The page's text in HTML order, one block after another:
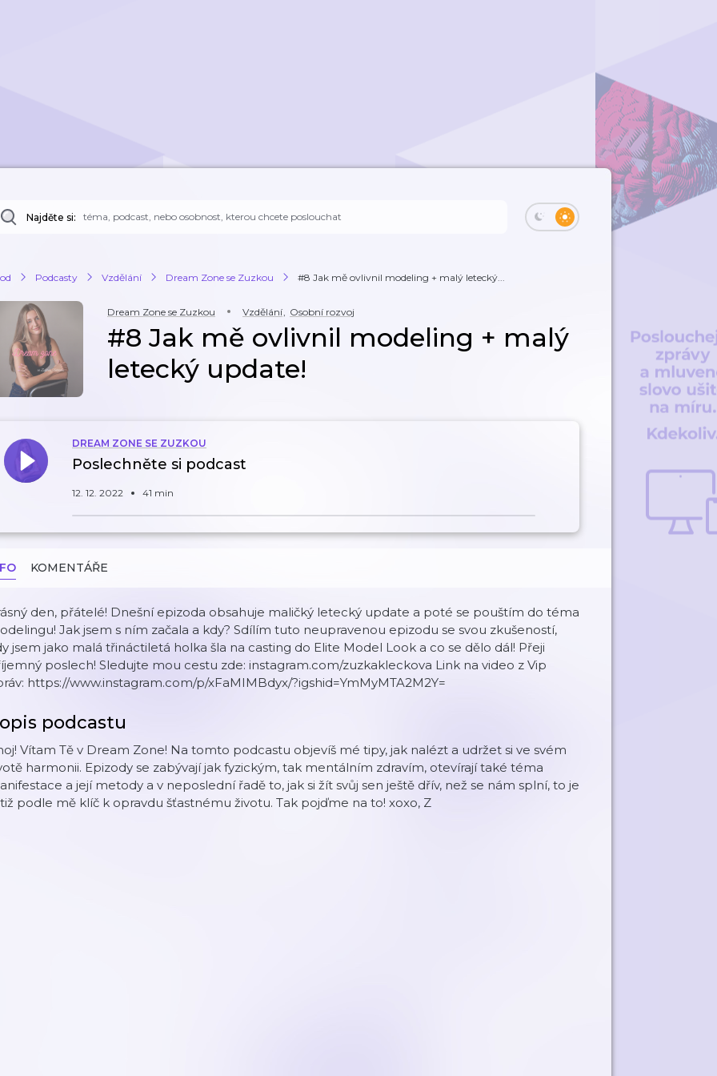
Najděte si:
Podcasty Vzdělání Dream Zone se Zuzkou #8 Jak mě ovlivnil modeling + malý letecký...
Dream Zone se Zuzkou Vzdělání, Osobní rozvoj
#8 Jak mě ovlivnil modeling + malý
letecký update!
DREAM ZONE SE ZUZKOU
Poslechněte si podcast
12. 12. 2022 41 min
KOMENTÁŘE
den, přátelé! Dnešní epizoda obsahuje maličký letecký update a poté se pouštím do téma
Jak jsem s ním začala a kdy? Sdílím tuto neupravenou epizodu se svou zkušeností,
jsem jako malá třináctiletá holka šla na casting do Elite Model Look a co se dělo dál! Přeji
poslech! Sledujte mou cestu zde: instagram.com/zuzkakleckova Link na video z Vip
https://www.instagram.com/p/xFaMIMBdyx/?igshid=YmMyMTA2M2Y=
podcastu
Vítam Tě v Dream Zone! Na tomto podcastu objevíš mé tipy, jak nalézt a udržet si ve svém
harmonii. Epizody se zabývají jak fyzickým, tak mentálním zdravím, otevírají také téma
a její metody a v neposlední řadě to, jak si žít svůj sen ještě dřív, než se nám splní, to je
podle mě klíč k opravdu šťastnému životu. Tak pojďme na to! xoxo, Z